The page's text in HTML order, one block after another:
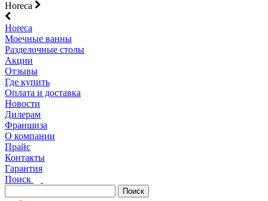
Horeca
Horeca
Моечные ванны
Разделочные столы
Акции
Отзывы
Где купить
Оплата и доставка
Новости
Дилерам
Франшиза
О компании
Прайс
Контакты
Гарантия
Поиск
Поиск